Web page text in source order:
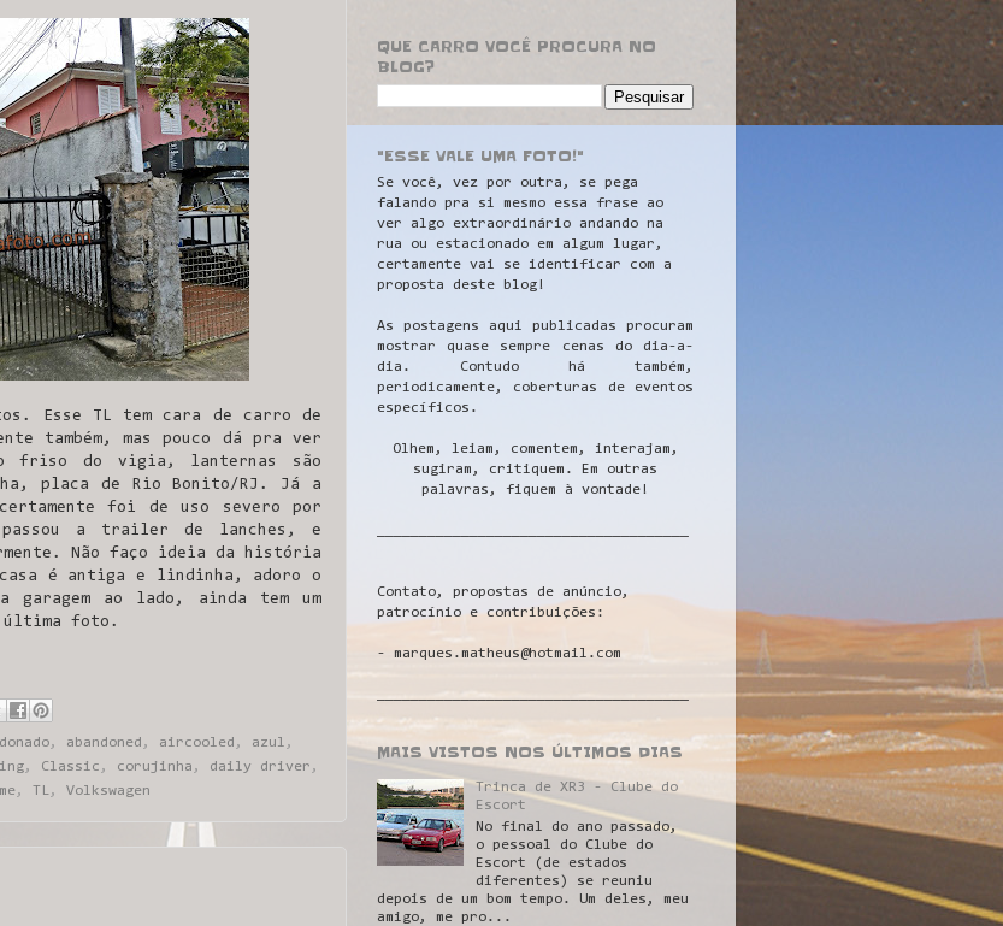
Esse TL tem cara de carro de
também, mas pouco dá pra ver
friso do vigia, lanternas são
placa de Rio Bonito/RJ. Já a
foi de uso severo por
passou a trailer de lanches, e
Não faço ideia da história
é antiga e lindinha, adoro o
garagem ao lado, ainda tem um
última foto.
, abandoned , aircooled , azul ,
, Classic , corujinha , daily driver ,
, TL, Volkswagen
QUE CARRO VOCÊ PROCURA NO
BLOG?
"ESSE VALE UMA FOTO!"
Se você, vez por outra, se pega
falando pra si mesmo essa frase ao
ver algo extraordinário andando na
rua ou estacionado em algum lugar,
certamente vai se identificar com a
proposta deste blog!
As postagens aqui publicadas procuram
mostrar quase sempre cenas do dia-a-
dia. Contudo há também,
periodicamente, coberturas de eventos
específicos.
Olhem, leiam, comentem, interajam,
sugiram, critiquem. Em outras
palavras, fiquem à vontade!
Contato, propostas de anúncio,
patrocínio e contribuições:
- marques.matheus@hotmail.com
MAIS VISTOS NOS ÚLTIMOS DIAS
Trinca de XR3 - Clube do
Escort
No final do ano passado,
o pessoal do Clube do
Escort (de estados
diferentes) se reuniu
depois de um bom tempo. Um deles, meu
amigo, me pro...